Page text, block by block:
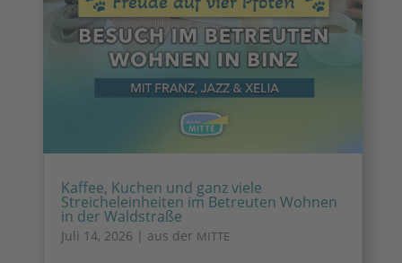
Kaffee, Kuchen und ganz viele
Streicheleinheiten im Betreuten Wohnen
in der Waldstraße
Juli 14, 2026 | aus der MITTE